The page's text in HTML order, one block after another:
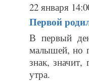
22 января
Первой
В первый
малышей, но
знак,
утра.